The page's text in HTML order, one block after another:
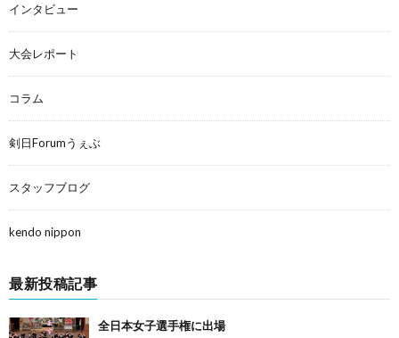
インタビュー
大会レポート
コラム
剣日Forumうぇぶ
スタッフブログ
kendo nippon
最新投稿記事
全日本女子選手権に出場